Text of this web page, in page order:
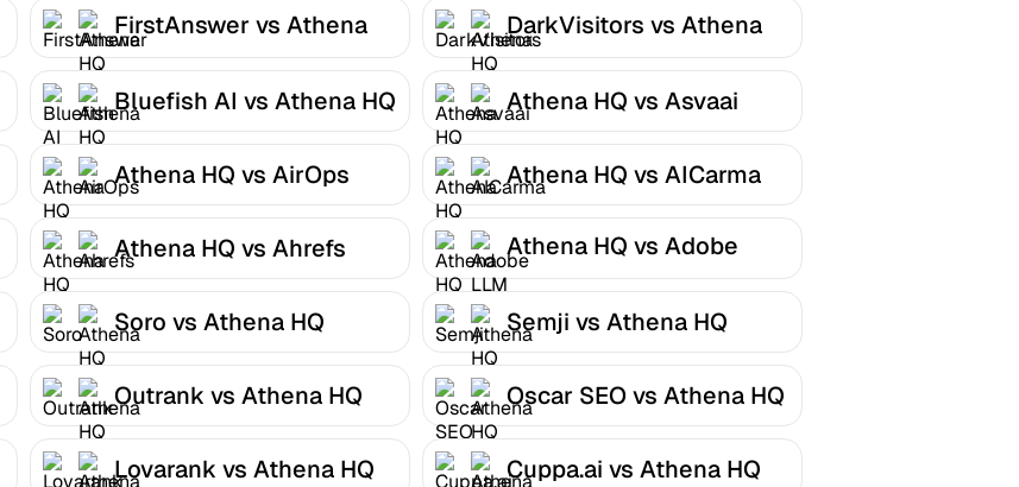
FirstAnswer vs Athena
HQ
DarkVisitors vs Athena
HQ
Bluefish AI vs Athena HQ Athena HQ vs Asvaai
Athena HQ vs AirOps Athena HQ vs AICarma
Athena HQ vs Ahrefs
Athena HQ vs Adobe
LLM Optimizer
Soro vs Athena HQ Semji vs Athena HQ
Outrank vs Athena HQ Oscar SEO vs Athena HQ
Lovarank vs Athena HQ Cuppa.ai vs Athena HQ